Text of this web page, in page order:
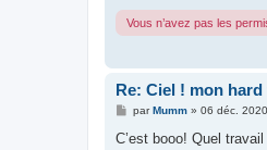
Vous n’avez pas les
Re: Ciel ! mon hard
M
s
parMumm» 06 déc.
C’est booo! Quel